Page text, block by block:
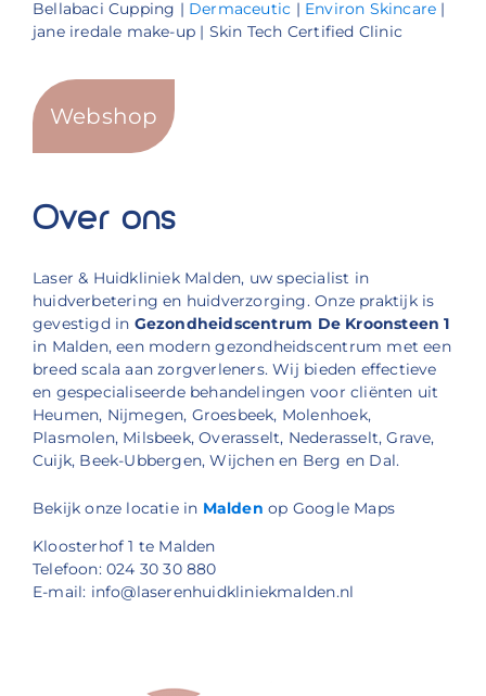
Bellabaci Cupping | Dermaceutic | Environ Skincare |
jane iredale make-up | Skin Tech Certified Clinic
Webshop
Over ons
Laser & Huidkliniek Malden, uw specialist in
huidverbetering en huidverzorging. Onze praktijk is
gevestigd in Gezondheidscentrum De Kroonsteen 1
in Malden, een modern gezondheidscentrum met een
breed scala aan zorgverleners. Wij bieden effectieve
en gespecialiseerde behandelingen voor cliënten uit
Heumen, Nijmegen, Groesbeek, Molenhoek,
Plasmolen, Milsbeek, Overasselt, Nederasselt, Grave,
Cuijk, Beek-Ubbergen, Wijchen en Berg en Dal.
Bekijk onze locatie in Malden op Google Maps
Kloosterhof 1 te Malden
Telefoon: 024 30 30 880
E-mail: info@laserenhuidkliniekmalden.nl